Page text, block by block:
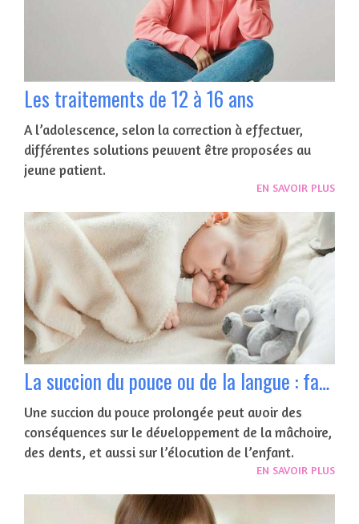
Les traitements de 12 à 16 ans
A l’adolescence, selon la correction à effectuer,
différentes solutions peuvent être proposées au
jeune patient.
EN SAVOIR PLUS
La succion du pouce ou de la langue : faut-il intervenir ?
Une succion du pouce prolongée peut avoir des
conséquences sur le développement de la mâchoire,
des dents, et aussi sur l’élocution de l’enfant.
EN SAVOIR PLUS